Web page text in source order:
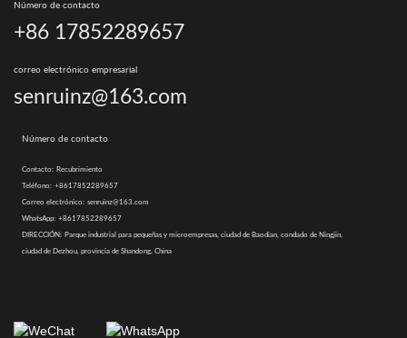
Número de contacto
+86 17852289657
correo electrónico empresarial
senruinz@163.com
Número de contacto
Contacto: Recubrimiento
Teléfono: +8617852289657
Correo electrónico: senruinz@163.com
WhatsApp: +8617852289657
DIRECCIÓN: Parque industrial para pequeñas y microempresas, ciudad de Baodian, condado de Ningjin,
ciudad de Dezhou, provincia de Shandong, China